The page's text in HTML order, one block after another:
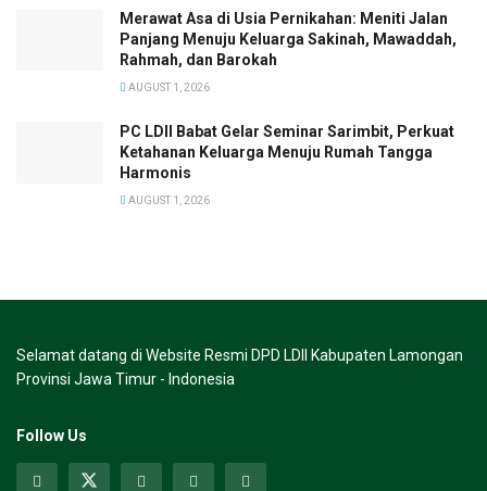
Merawat Asa di Usia Pernikahan: Meniti Jalan
Panjang Menuju Keluarga Sakinah, Mawaddah,
Rahmah, dan Barokah
AUGUST 1, 2026
PC LDII Babat Gelar Seminar Sarimbit, Perkuat
Ketahanan Keluarga Menuju Rumah Tangga
Harmonis
AUGUST 1, 2026
Selamat datang di Website Resmi DPD LDII Kabupaten Lamongan
Provinsi Jawa Timur - Indonesia
Follow Us